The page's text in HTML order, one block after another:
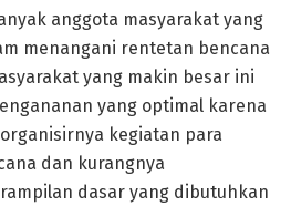
anggota masyarakat yang
menangani rentetan bencana
yang makin besar ini
yang optimal karena
kegiatan para
dan kurangnya
dasar yang dibutuhkan